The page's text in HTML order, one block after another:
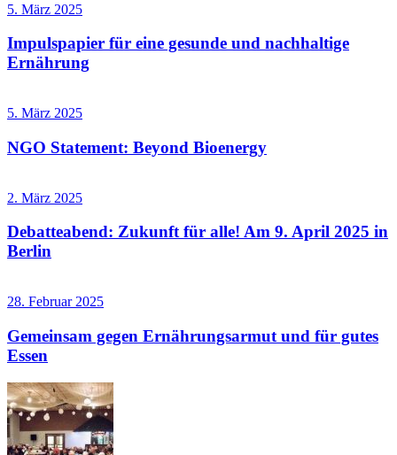
5. März 2025
Impulspapier für eine gesunde und nachhaltige
Ernährung
5. März 2025
NGO Statement: Beyond Bioenergy
2. März 2025
Debatteabend: Zukunft für alle! Am 9. April 2025 in
Berlin
28. Februar 2025
Gemeinsam gegen Ernährungsarmut und für gutes
Essen